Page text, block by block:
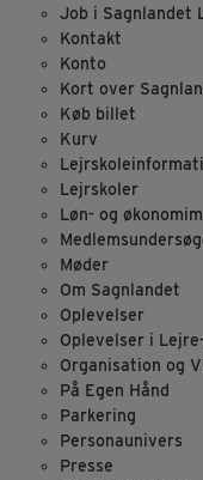
Job i Sagnlandet
Kontakt
Konto
Kort over
Køb billet
Kurv
Lejrskoler
Løn- og
Møder
Om Sagnlandet
Oplevelser
Oplevelser i
Organisation og
På Egen Hånd
Parkering
Personaunivers
Presse